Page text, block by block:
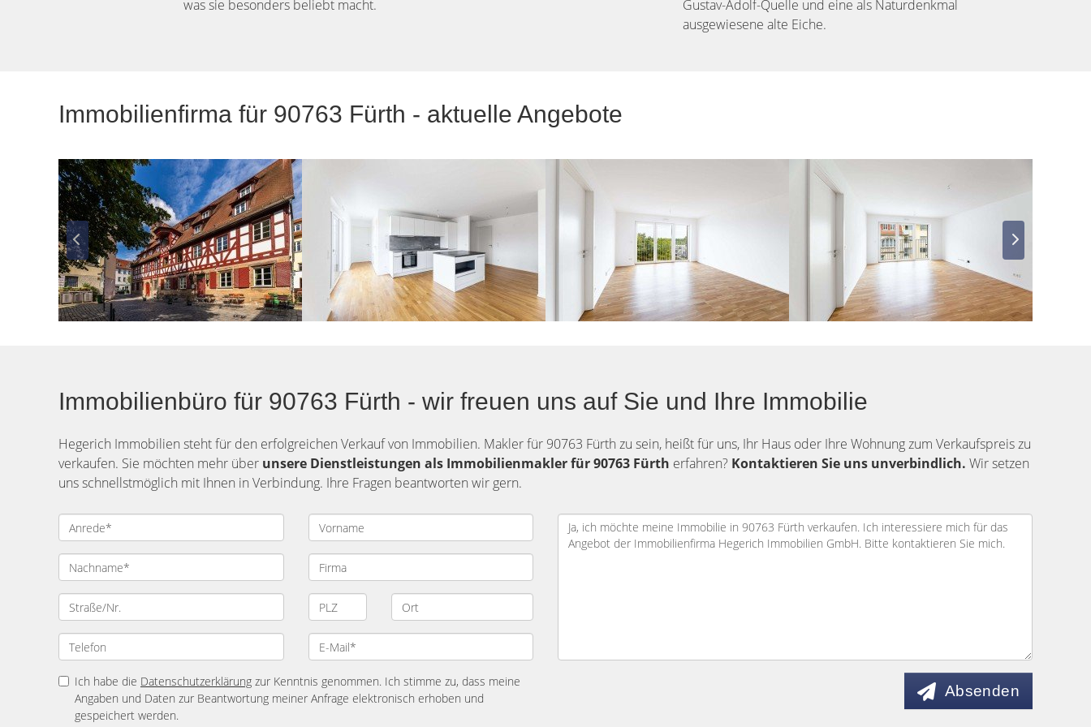
was sie besonders beliebt macht.
Gustav-Adolf-Quelle und eine als Naturdenkmal
ausgewiesene alte Eiche.
Immobilienfirma für 90763 Fürth - aktuelle Angebote
Immobilienbüro für 90763 Fürth - wir freuen uns auf Sie und Ihre Immobilie
Hegerich Immobilien steht für den erfolgreichen Verkauf von Immobilien. Makler für 90763 Fürth zu sein, heißt für uns, Ihr Haus oder Ihre Wohnung zum Verkaufspreis zu
verkaufen. Sie möchten mehr über unsere Dienstleistungen als Immobilienmakler für 90763 Fürth erfahren? Kontaktieren Sie uns unverbindlich. Wir setzen
uns schnellstmöglich mit Ihnen in Verbindung. Ihre Fragen beantworten wir gern.
Ich habe die Datenschutzerklärung zur Kenntnis genommen. Ich stimme zu, dass meine
Angaben und Daten zur Beantwortung meiner Anfrage elektronisch erhoben und
gespeichert werden.
Absenden